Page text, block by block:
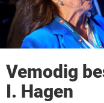
Vemodig
I. Hagen